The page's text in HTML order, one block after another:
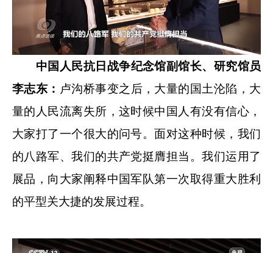
中国人民抗日战争纪念馆副馆长、研究馆员
李志东： 卢沟桥事变之后，大量的国土沦陷，大
量的人民流离失所，这时候中国人有没有信心，
大家打了一个很大的问号。面对这种时候，我们
的八路军、我们的共产党挺膺担当。我们运用了
展品，向大家阐释中国军队第一次取得重大胜利
的平型关大捷的发展过程。